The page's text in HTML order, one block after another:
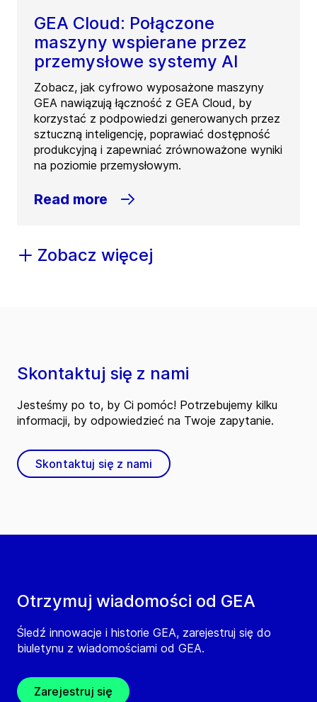
GEA Cloud: Połączone
maszyny wspierane przez
przemysłowe systemy AI
Zobacz, jak cyfrowo wyposażone maszyny
GEA nawiązują łączność z GEA Cloud, by
korzystać z podpowiedzi generowanych przez
sztuczną inteligencję, poprawiać dostępność
produkcyjną i zapewniać zrównoważone wyniki
na poziomie przemysłowym.
Read more
Zobacz więcej
Otrzymuj wiadomości od GEA
Śledź innowacje i historie GEA, zarejestruj się do
biuletynu z wiadomościami od GEA.
Zarejestruj się
Skontaktuj się z nami
Jesteśmy po to, by Ci pomóc! Potrzebujemy kilku
informacji, by odpowiedzieć na Twoje zapytanie.
Skontaktuj się z nami